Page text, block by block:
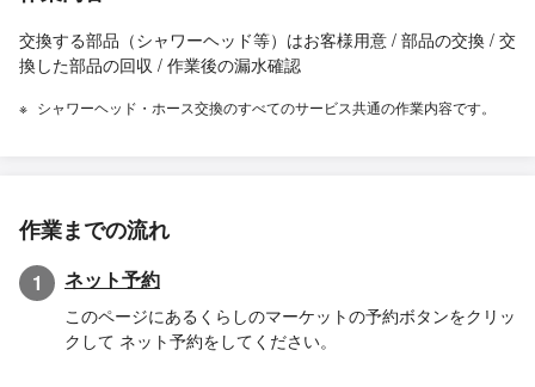
交換する部品（シャワーヘッド等）はお客様用意 / 部品の交換 / 交
換した部品の回収 / 作業後の漏水確認
シャワーヘッド・ホース交換のすべてのサービス共通の作業内容です。
作業までの流れ
1 ネット予約
このページにあるくらしのマーケットの予約ボタンをクリッ
クして ネット予約をしてください。